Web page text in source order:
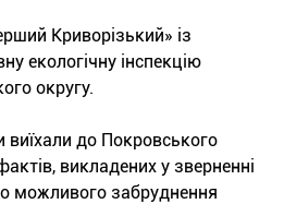
Криворізький» із
екологічну інспекцію
округу.
виїхали до Покровського
викладених у зверненні
можливого забруднення